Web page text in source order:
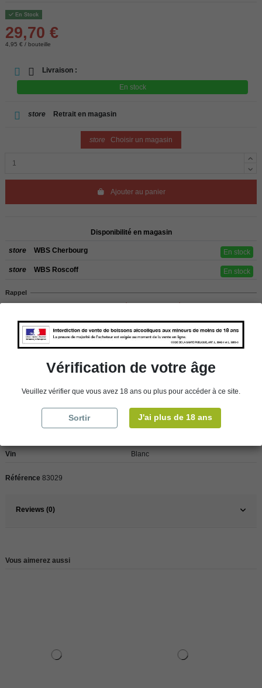
En Stock
29,70 €
4,95 € / bouteille
Livraison :
En stock
store Retrait en magasin
store Choisir un magasin
Ajouter au panier
Disponibilité en magasin
store WBS Cherbourg En stock
store WBS Roscoff En stock
Rappel
Les commandes sont uniquement livrées en France métropolitaine. Pour les
CHERBOURG.
France
Vin Blanc
Référence 83029
Reviews (0)
Vous aimerez aussi
Vérification de votre âge
Veuillez vérifier que vous avez 18 ans ou plus pour accéder à ce site.
Sortir J'ai plus de 18 ans